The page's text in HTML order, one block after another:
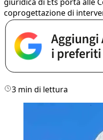
coprogettazione di
3 min di lettura